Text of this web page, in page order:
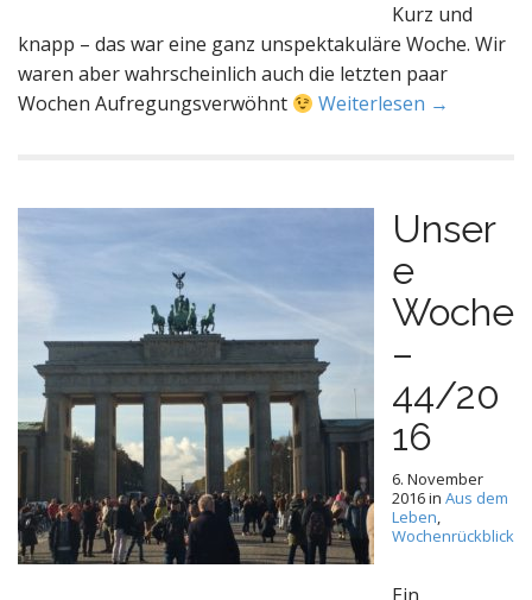
Kurz und
knapp – das war eine ganz unspektakuläre Woche. Wir
waren aber wahrscheinlich auch die letzten paar
Wochen Aufregungsverwöhnt
Weiterlesen →
Unser
e
Woche
–
44/20
16
6. November
2016in Aus dem
Leben,
Wochenrückblick